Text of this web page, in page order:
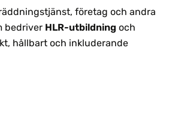
företag och andra
bedriver HLR-utbildning och
hållbart och inkluderande